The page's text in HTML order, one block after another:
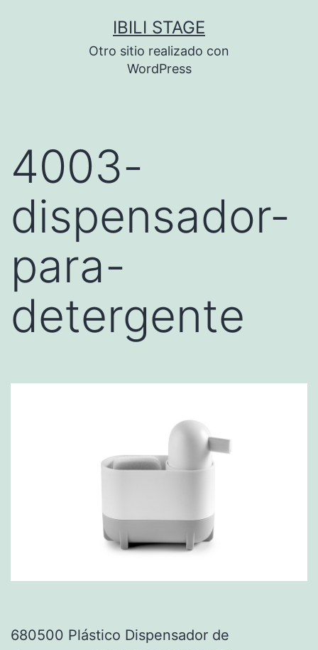
IBILI STAGE
Otro sitio realizado con
WordPress
4003-
dispensador-
para-
detergente
680500 Plástico Dispensador de